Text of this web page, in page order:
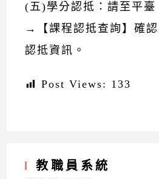
(五)學分認抵：請至平臺
→【課程認抵查詢】確
認抵資訊。
Post Views: 133
教職員系統